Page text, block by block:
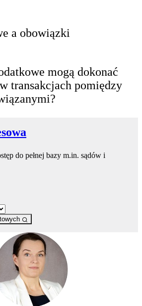
a obowiązki
mogą dokonać
transakcjach pomiędzy
do pełnej bazy m.in. sądów i